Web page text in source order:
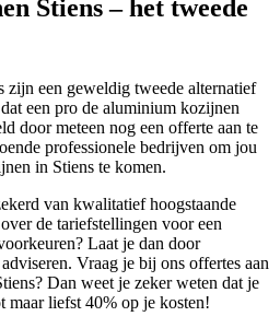
Stiens – het tweede
zijn een geweldig tweede alternatief
een pro de aluminium kozijnen
door meteen nog een offerte aan te
professionele bedrijven om jou
in Stiens te komen.
van kwalitatief hoogstaande
de tariefstellingen voor een
Laat je dan door
Vraag je bij ons offertes aan
Dan weet je zeker weten dat je
maar liefst 40% op je kosten!